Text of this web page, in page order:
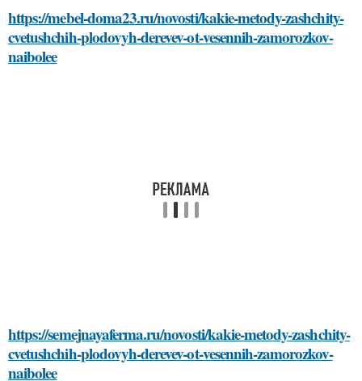
https://mebel-doma23.ru/novosti/kakie-metody-zashchity-
cvetushchih-plodovyh-derevev-ot-vesennih-zamorozkov-
naibolee
https://semejnayaferma.ru/novosti/kakie-metody-zashchity-
cvetushchih-plodovyh-derevev-ot-vesennih-zamorozkov-
naibolee